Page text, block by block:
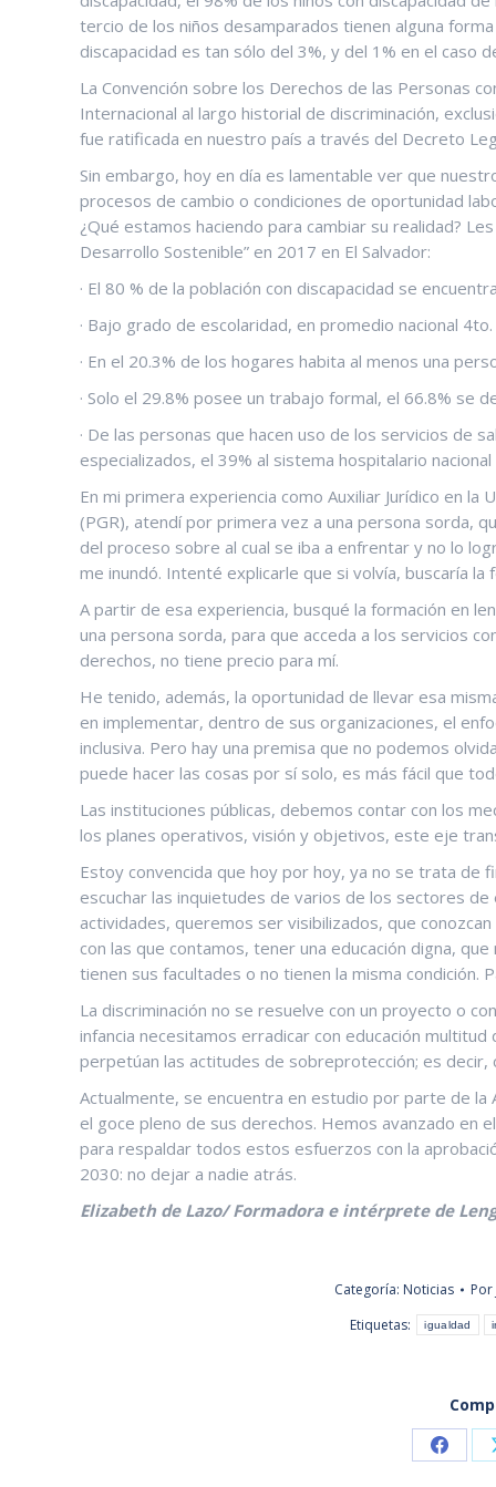
tercio de los niños desamparados tienen alguna
discapacidad es tan sólo del 3%, y del 1% en el caso
La Convención sobre los Derechos de las Personas
Internacional al largo historial de discriminación,
fue ratificada en nuestro país a través del Decreto
Sin embargo, hoy en día es lamentable ver que
procesos de cambio o condiciones de oportunidad
¿Qué estamos haciendo para cambiar su realidad?
Desarrollo Sostenible” en 2017 en El Salvador:
· El 80 % de la población con discapacidad se
· Bajo grado de escolaridad, en promedio nacional
· En el 20.3% de los hogares habita al menos una
· Solo el 29.8% posee un trabajo formal, el 66.8% se
· De las personas que hacen uso de los servicios de
especializados, el 39% al sistema hospitalario nacional
En mi primera experiencia como Auxiliar Jurídico en la
(PGR), atendí por primera vez a una persona sorda,
del proceso sobre al cual se iba a enfrentar y no lo
me inundó. Intenté explicarle que si volvía, buscaría
A partir de esa experiencia, busqué la formación en
una persona sorda, para que acceda a los servicios
derechos, no tiene precio para mí.
He tenido, además, la oportunidad de llevar esa
en implementar, dentro de sus organizaciones, el
inclusiva. Pero hay una premisa que no podemos
puede hacer las cosas por sí solo, es más fácil que
Las instituciones públicas, debemos contar con los
los planes operativos, visión y objetivos, este eje
Estoy convencida que hoy por hoy, ya no se trata de
escuchar las inquietudes de varios de los sectores
actividades, queremos ser visibilizados, que
con las que contamos, tener una educación digna,
tienen sus facultades o no tienen la misma condición.
La discriminación no se resuelve con un proyecto o
infancia necesitamos erradicar con educación
perpetúan las actitudes de sobreprotección; es decir,
Actualmente, se encuentra en estudio por parte de la
el goce pleno de sus derechos. Hemos avanzado en
para respaldar todos estos esfuerzos con la
2030: no dejar a nadie atrás.
Elizabeth de Lazo/ Formadora e intérprete de
Categoría: Noticias Por
Etiquetas:
igualdad
Share